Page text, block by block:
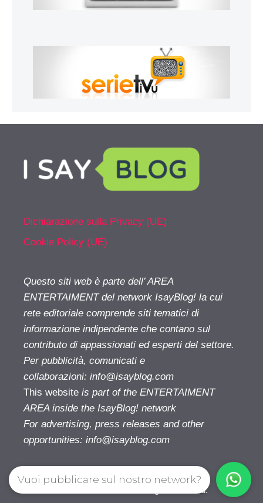
Dichiarazione sulla Privacy (UE)
Cookie Policy (UE)
Questo siti web è parte dell’ AREA
ENTERTAIMENT del network IsayBlog! la cui
rete editoriale comprende siti tematici di
informazione indipendente che contano sul
contributo di appassionati ed esperti del settore.
Per pubblicità, comunicati e
collaborazioni: info@isayblog.com
This website is part of the ENTERTAIMENT
AREA inside the IsayBlog! network
For advertising, press releases and other
opportunities: info@isayblog.com
Cinetivu.com© 2026. All right reserverd.
Vuoi pubblicare sul nostro network?